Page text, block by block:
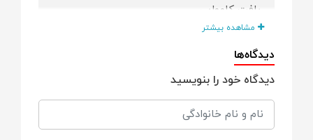
بافت کاموایی
رنگ
کرم و قهوه ای شکلاتی
طرح
مشاهده بیشتر
دیدگاه‌ها
دیدگاه خود را بنویسید